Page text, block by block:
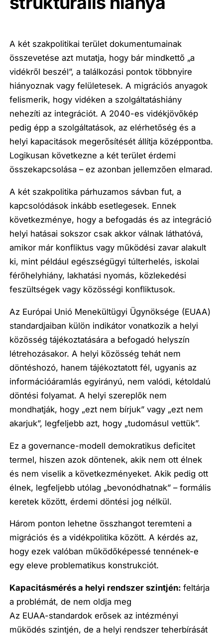
A két szakpolitikai terület dokumentumainak
összevetése azt mutatja, hogy bár mindkettő „a
vidékről beszél”, a találkozási pontok többnyire
hiányoznak vagy felületesek. A migrációs anyagok
felismerik, hogy vidéken a szolgáltatáshiány
nehezíti az integrációt. A 2040-es vidékjövőkép
pedig épp a szolgáltatások, az elérhetőség és a
helyi kapacitások megerősítését állítja középpontba.
Logikusan következne a két terület érdemi
összekapcsolása – ez azonban jellemzően elmarad.
A két szakpolitika párhuzamos sávban fut, a
kapcsolódások inkább esetlegesek. Ennek
következménye, hogy a befogadás és az integráció
helyi hatásai sokszor csak akkor válnak láthatóvá,
amikor már konfliktus vagy működési zavar alakult
ki, mint például egészségügyi túlterhelés, iskolai
férőhelyhiány, lakhatási nyomás, közlekedési
feszültségek vagy közösségi konfliktusok.
Az Európai Unió Menekültügyi Ügynöksége (EUAA)
standardjaiban külön indikátor vonatkozik a helyi
közösség tájékoztatására a befogadó helyszín
létrehozásakor. A helyi közösség tehát nem
döntéshozó, hanem tájékoztatott fél, ugyanis az
információáramlás egyirányú, nem valódi, kétoldalú
döntési folyamat. A helyi szereplők nem
mondhatják, hogy „ezt nem bírjuk” vagy „ezt nem
akarjuk”, legfeljebb azt, hogy „tudomásul vettük”.
Ez a governance-modell demokratikus deficitet
termel, hiszen azok döntenek, akik nem ott élnek
és nem viselik a következményeket. Akik pedig ott
élnek, legfeljebb utólag „bevonódhatnak” – formális
keretek között, érdemi döntési jog nélkül.
Három ponton lehetne összhangot teremteni a
migrációs és a vidékpolitika között. A kérdés az,
hogy ezek valóban működőképessé tennének-e
egy eleve problematikus konstrukciót.
Kapacitásmérés a helyi rendszer szintjén:feltárja
a problémát, de nem oldja meg
Az EUAA-standardok erősek az intézményi
működés szintjén, de a helyi rendszer teherbírását